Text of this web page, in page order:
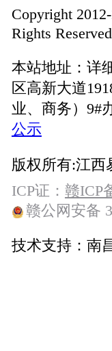
Copyright
Rights Reserved
本站地址： 详
区高新大道
业、商务）9#
公示
版权所有:江西
ICP证： 赣ICP
赣公网安备
技术支持： 南